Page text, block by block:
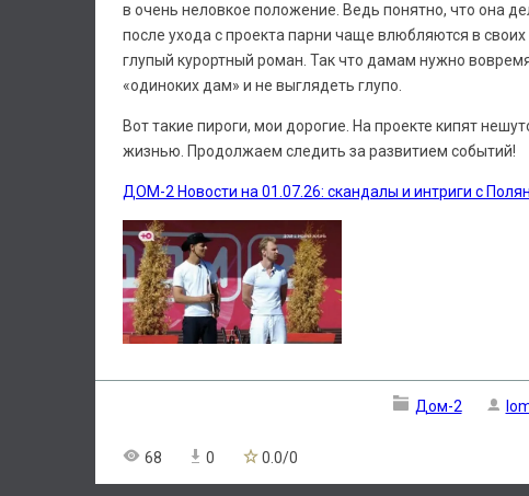
в очень неловкое положение. Ведь понятно, что она
после ухода с проекта парни чаще влюбляются в
глупый курортный роман. Так что дамам нужно
«одиноких дам» и не выглядеть глупо.
Вот такие пироги, мои дорогие. На проекте кипят
жизнью. Продолжаем следить за развитием событий!
ДОМ-2 Новости на 01.07.26: скандалы и интриги с
Дом-2
68 0 0.0/0